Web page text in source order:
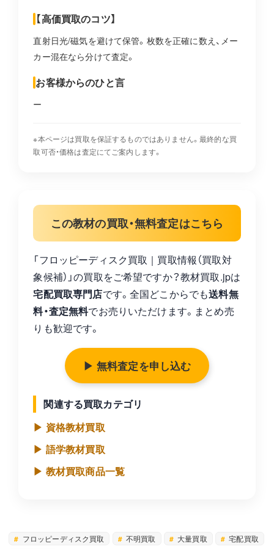
【高価買取のコツ】
直射日光/磁気を避けて保管。枚数を正確に数え、メー
カー混在なら分けて査定。
お客様からのひと言
ー
※本ページは買取を保証するものではありません。最終的な買
取可否・価格は査定にてご案内します。
この教材の買取・無料査定はこちら
「フロッピーディスク買取｜買取情報（買取対
象候補）」の買取をご希望ですか？教材買取.jpは
宅配買取専門店です。全国どこからでも送料無
料・査定無料でお売りいただけます。まとめ売
りも歓迎です。
▶ 無料査定を申し込む
関連する買取カテゴリ
▶ 資格教材買取
▶ 語学教材買取
▶ 教材買取商品一覧
フロッピーディスク買取 不明買取 大量買取
宅配買取